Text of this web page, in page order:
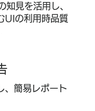
見を活用し、
UIの利用時品質
、簡易レポート